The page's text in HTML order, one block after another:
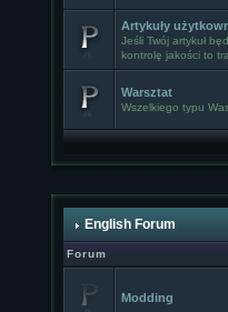
Artykuły
Jeśli Twój artykuł
kontrolę jakości to
Warsztat
Wszelkiego typu
English Forum
Forum
Modding